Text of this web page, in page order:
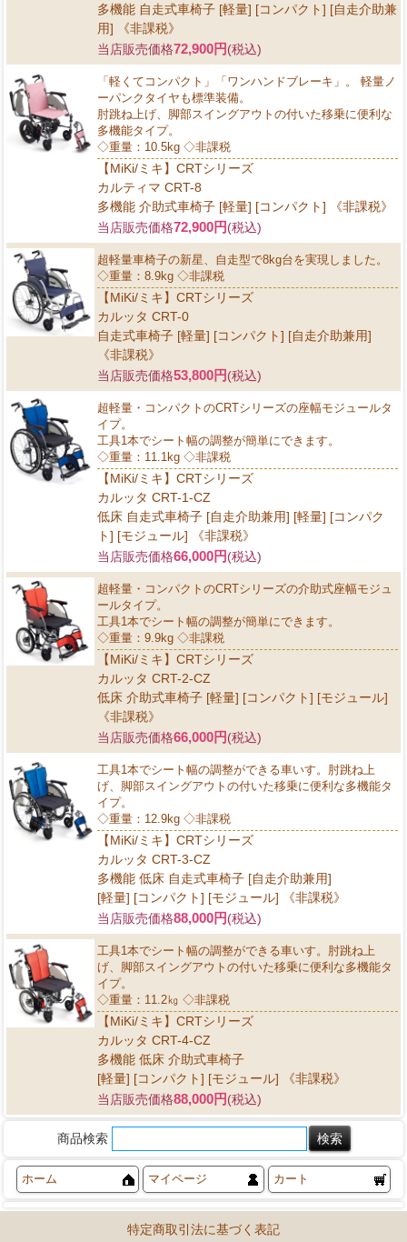
多機能 自走式車椅子 [軽量] [コンパクト] [自走介助兼
用] 《非課税》
当店販売価格72,900円(税込)
「軽くてコンパクト」「ワンハンドブレーキ」。 軽量ノ
ーパンクタイヤも標準装備。
肘跳ね上げ、脚部スイングアウトの付いた移乗に便利な
多機能タイプ。
◇重量：10.5kg ◇非課税
【MiKi/ミキ】CRTシリーズ
カルティマ CRT-8
多機能 介助式車椅子 [軽量] [コンパクト] 《非課税》
当店販売価格72,900円(税込)
超軽量車椅子の新星、自走型で8kg台を実現しました。
◇重量：8.9kg ◇非課税
【MiKi/ミキ】CRTシリーズ
カルッタ CRT-0
自走式車椅子 [軽量] [コンパクト] [自走介助兼用]
《非課税》
当店販売価格53,800円(税込)
超軽量・コンパクトのCRTシリーズの座幅モジュールタ
イプ。
工具1本でシート幅の調整が簡単にできます。
◇重量：11.1kg ◇非課税
【MiKi/ミキ】CRTシリーズ
カルッタ CRT-1-CZ
低床 自走式車椅子 [自走介助兼用] [軽量] [コンパク
ト] [モジュール] 《非課税》
当店販売価格66,000円(税込)
超軽量・コンパクトのCRTシリーズの介助式座幅モジュ
ールタイプ。
工具1本でシート幅の調整が簡単にできます。
◇重量：9.9kg ◇非課税
【MiKi/ミキ】CRTシリーズ
カルッタ CRT-2-CZ
低床 介助式車椅子 [軽量] [コンパクト] [モジュール]
《非課税》
当店販売価格66,000円(税込)
工具1本でシート幅の調整ができる車いす。肘跳ね上
げ、脚部スイングアウトの付いた移乗に便利な多機能タ
イプ。
◇重量：12.9kg ◇非課税
【MiKi/ミキ】CRTシリーズ
カルッタ CRT-3-CZ
多機能 低床 自走式車椅子 [自走介助兼用]
[軽量] [コンパクト] [モジュール] 《非課税》
当店販売価格88,000円(税込)
工具1本でシート幅の調整ができる車いす。肘跳ね上
げ、脚部スイングアウトの付いた移乗に便利な多機能タ
イプ。
◇重量：11.2㎏ ◇非課税
【MiKi/ミキ】CRTシリーズ
カルッタ CRT-4-CZ
多機能 低床 介助式車椅子
[軽量] [コンパクト] [モジュール] 《非課税》
当店販売価格88,000円(税込)
商品検索
ホーム マイページ カート
特定商取引法に基づく表記